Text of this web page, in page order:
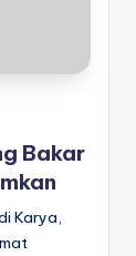
Bakar
Karya,